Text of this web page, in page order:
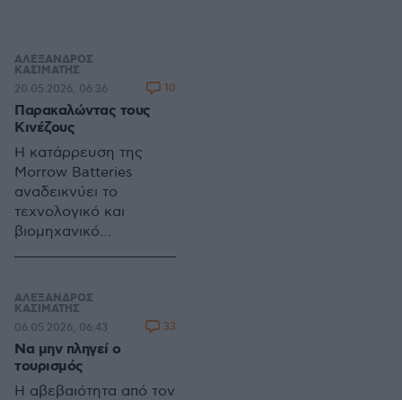
περαιτέρω άνοδο στα
ενοίκια εν μέσω
στεγαστικής κρίσης
ΑΛΕΞΑΝΔΡΟΣ
ΚΑΣΙΜΑΤΗΣ
Παρακαλώντας τους
Κινέζους
Η κατάρρευση της
Morrow Batteries
αναδεικνύει το
τεχνολογικό και
βιομηχανικό
ηλεκτροκίνηση,
οδηγώντας τις
ευρωπαϊκές
αυτοκινητοβιομηχανίες
σε αναζήτηση
συνεργασιών και νέου
20.05.2026, 06:36 10
ΑΛΕΞΑΝΔΡΟΣ
ΚΑΣΙΜΑΤΗΣ
Να μην πληγεί ο
τουρισμός
Η αβεβαιότητα από τον
06.05.2026, 06:43 33